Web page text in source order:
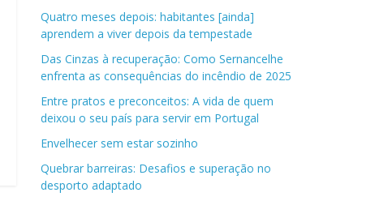
Quatro meses depois: habitantes [ainda]
aprendem a viver depois da tempestade
Das Cinzas à recuperação: Como Sernancelhe
enfrenta as consequências do incêndio de 2025
Entre pratos e preconceitos: A vida de quem
deixou o seu país para servir em Portugal
Envelhecer sem estar sozinho
Quebrar barreiras: Desafios e superação no
desporto adaptado